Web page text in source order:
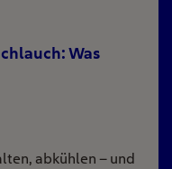
Was
abkühlen – und